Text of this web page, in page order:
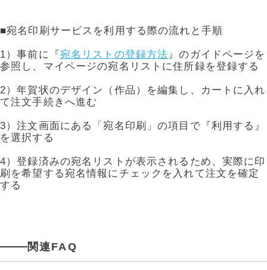
■宛名印刷サービスを利用する際の流れと手順
1）事前に『 宛名リストの登録方法』のガイドページを
参照し、マイページの宛名リストに住所録を登録する
2）年賀状のデザイン（作品）を編集し、カートに入れ
て注文手続きへ進む
3）注文画面にある「宛名印刷」の項目で『利用する』
を選択する
4）登録済みの宛名リストが表示されるため、実際に印
刷を希望する宛名情報にチェックを入れて注文を確定
する
関連FAQ